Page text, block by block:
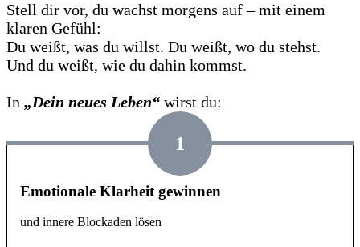
Stell dir vor, du wachst morgens auf – mit einem
klaren Gefühl:
Du weißt, was du willst. Du weißt, wo du stehst.
Und du weißt, wie du dahin kommst.
In „Dein neues Leben“ wirst du:
1
Emotionale Klarheit gewinnen
und innere Blockaden lösen